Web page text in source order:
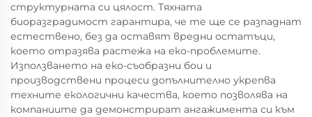
структурната си цялост. Тяхната
биоразградимост гарантира, че те ще се разпаднат
естествено, без да оставят вредни остатъци,
което отразява растежа на еко-проблемите.
Използването на еко-съобразни бои и
производствени процеси допълнително укрепва
техните екологични качества, което позволява на
компаниите да демонстрират ангажимента си към